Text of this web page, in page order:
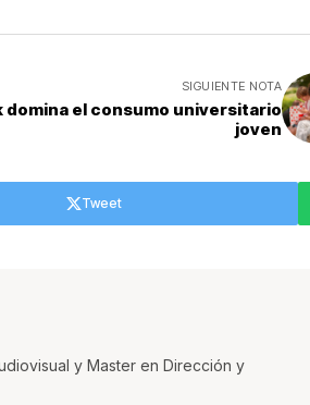
SIGUIENTE NOTA
domina el consumo universitario
joven
Tweet
y Master en Dirección y